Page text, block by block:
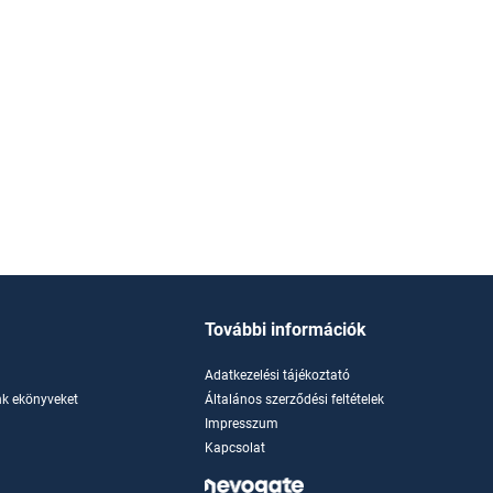
ekönyveket
További információk
Adatkezelési tájékoztató
Általános szerződési feltételek
Impresszum
Kapcsolat